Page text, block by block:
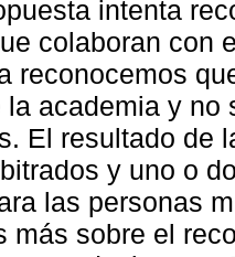
intenta
colaboran con
reconocemos
la academia y no
El resultado de
y uno o
las personas
más sobre el